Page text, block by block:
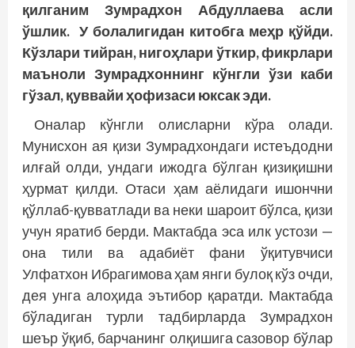
қилганим Зумрадхон Абдуллаева асли
ўшлик. У болалигидан китобга меҳр қўйди.
Кўзлари тийран, нигоҳлари ўткир, фикрлари
маъноли Зумрадхоннинг кўнгли ўзи каби
гўзал, қуввайи ҳофизаси юксак эди.
Оналар кўнгли олисларни кўра олади.
Мунисхон ая қизи Зумрадхондаги истеъдодни
илғай олди, ундаги ижодга бўлган қизиқишни
ҳурмат қилди. Отаси ҳам аёлидаги ишончни
қўллаб-қувватлади ва неки шароит бўлса, қизи
учун яратиб берди. Мактабда эса илк устози —
она тили ва адабиёт фани ўқитувчиси
Улфатхон Ибрагимова ҳам янги булоқ кўз очди,
дея унга алоҳида эътибор қаратди. Мактабда
бўладиган турли тадбирларда Зумрадхон
шеър ўқиб, барчанинг олқишига сазовор бўлар